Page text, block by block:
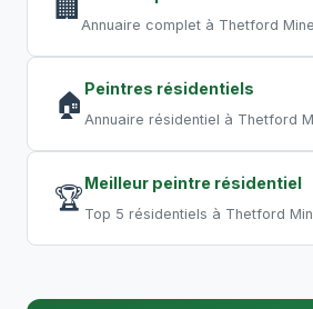
compresser les délais.
🏢 Annuaire complet à Thetford
🏠 Peintres résidentiels
Annuaire résidentiel à Thetford
🏆Meilleur peintre résidentiel
Top 5 résidentiels à Thetford